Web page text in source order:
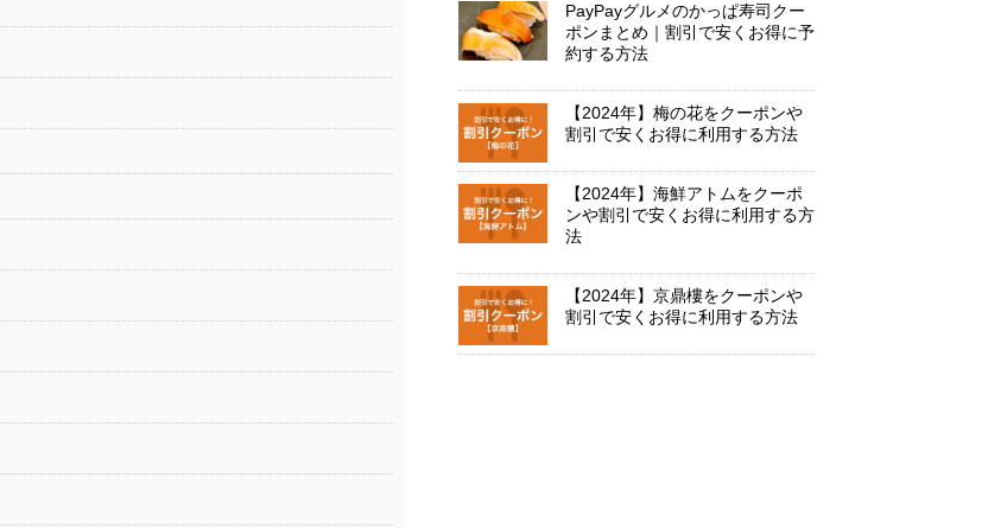
PayPayグルメのかっぱ寿司クー
ポンまとめ｜割引で安くお得に予
約する方法
【2024年】梅の花をクーポンや
割引で安くお得に利用する方法
【2024年】海鮮アトムをクーポ
ンや割引で安くお得に利用する方
法
【2024年】京鼎樓をクーポンや
割引で安くお得に利用する方法